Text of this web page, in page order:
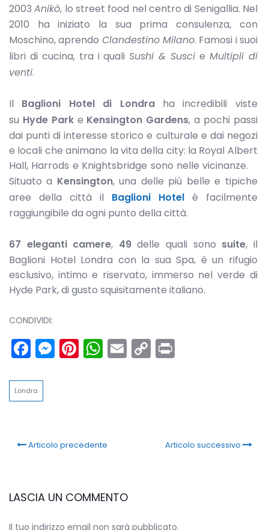
2003Anikò, lo street food nel centro di Senigallia. Nel
2010 ha iniziato la sua prima consulenza, con
Moschino, aprendo Clandestino Milano. Famosi i suoi
libri di cucina, tra i qualiSushi & Susci e Multipli di
venti.
Il Baglioni Hotel di Londraha incredibili viste
su Hyde Park e Kensington Gardens, a pochi passi
dai punti di interesse storico e culturale e dai negozi
e locali che animano la vita della city: la Royal Albert
Hall, Harrods e Knightsbridge sono nelle vicinanze.
Situato a Kensington, una delle più belle e tipiche
aree della città il Baglioni Hotelè facilmente
raggiungibile da ogni punto della città.
67 eleganti camere, 49delle quali sono suite, il
Baglioni Hotel Londra con la sua Spa, è un rifugio
esclusivo, intimo e riservato, immerso nel verde di
Hyde Park, di gusto squisitamente italiano.
CONDIVIDI:
Facebook
Messenger
Pinterest
WhatsApp
Email
Copy
Link
Londra
Articolo precedente Articolo successivo
LASCIA UN COMMENTO
Il tuo indirizzo email non sarà pubblicato.